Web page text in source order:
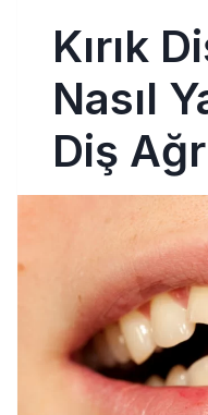
Kırık
Nasıl
Diş